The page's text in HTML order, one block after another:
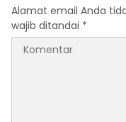
Alamat email Anda
wajib ditandai *